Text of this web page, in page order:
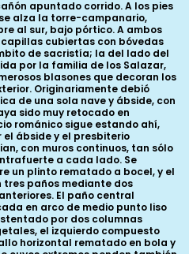
apuntado corrido. A los pies
alza la torre-campanario,
al sur, bajo pórtico. A ambos
cubiertas con bóvedas
de sacristía; la del lado del
por la familia de los Salazar,
blasones que decoran los
Originariamente debió
de una sola nave y ábside, con
sido muy retocado en
románico sigue estando ahí,
el ábside y el presbiterio
con muros continuos, tan sólo
a cada lado. Se
un plinto rematado a bocel, y el
tres paños mediante dos
El paño central
en arco de medio punto liso
por dos columnas
el izquierdo compuesto
horizontal rematado en bola y